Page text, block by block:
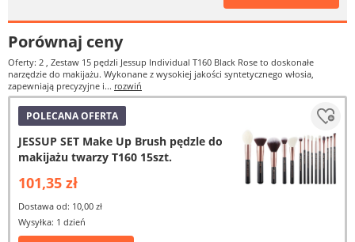
Porównaj ceny
Oferty: 2 , Zestaw 15 pędzli Jessup Individual T160 Black Rose to doskonałe
narzędzie do makijażu. Wykonane z wysokiej jakości syntetycznego włosia,
zapewniają precyzyjne i... rozwiń
POLECANA OFERTA
JESSUP SET Make Up Brush pędzle do
makijażu twarzy T160 15szt.
101,35 zł
Dostawa od: 10,00 zł
Wysyłka: 1 dzień